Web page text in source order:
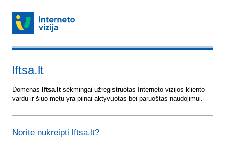
lftsa.lt
Domenas lftsa.ltsėkmingai užregistruotas Interneto vizijos kliento
vardu ir šiuo metu yra pilnai aktyvuotas bei paruoštas naudojimui.
Norite nukreipti lftsa.lt?